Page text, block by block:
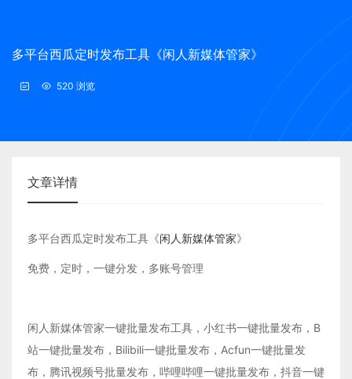
多平台西瓜定时发布工具《闲人新媒体管家》
520 浏览
文章详情
多平台西瓜定时发布工具《闲人新媒体管家》
免费，定时，一键分发，多账号管理
闲人新媒体管家一键批量发布工具，小红书一键批量发布，B
站一键批量发布，Bilibili一键批量发布，Acfun一键批量发
布，腾讯视频号批量发布，哔哩哔哩一键批量发布，抖音一键